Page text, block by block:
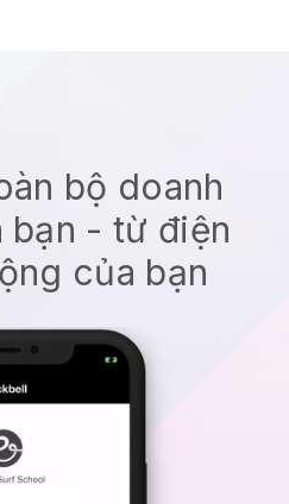
bộ doanh
bạn - từ điện
của bạn